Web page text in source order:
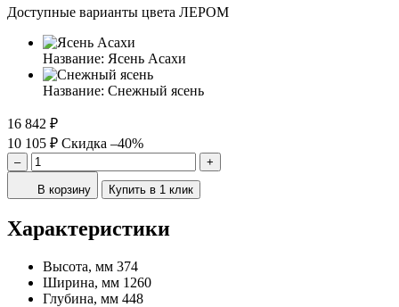
Доступные варианты цвета ЛЕРОМ
Название: Ясень Асахи
Название: Снежный ясень
16 842 ₽
10 105 ₽ Скидка –40%
– +
В корзину Купить в 1 клик
Характеристики
Высота, мм 374
Ширина, мм 1260
Глубина, мм 448